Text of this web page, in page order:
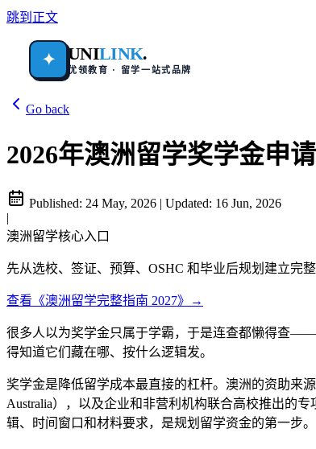
跳到正文
✦ UNILINK.
优领教育 · 留学一站式品牌
Go back
2026年澳洲留学奖学金申
Published: 24 May, 2026 | Updated: 16 Jun, 2026
|
澳洲留学核心入口
先从选校、签证、预算、OSHC 和毕业后规划建立完
查看《澳洲留学完整指南 2027》→
很多人以为奖学金只属于学霸，于是连查都懒得查
得知道它们藏在哪、按什么逻辑发。
奖学金是降低留学成本最直接的杠杆。澳洲的资助来
Australia），以及企业和非营利机构联合高校推出的
辑、时间窗口和材料要求，是规划留学资金的第一步。